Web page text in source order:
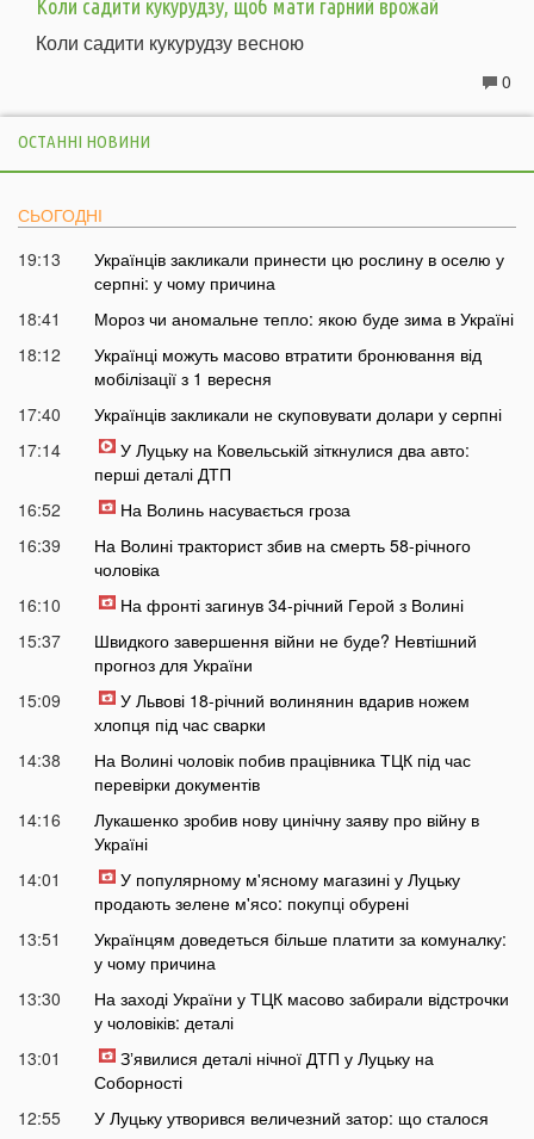
Коли садити кукурудзу, щоб мати гарний врожай
Коли садити кукурудзу весною
0
ОСТАННІ НОВИНИ
СЬОГОДНІ
19:13
Українців закликали принести цю рослину в оселю у
серпні: у чому причина
18:41
Мороз чи аномальне тепло: якою буде зима в Україні
18:12
Українці можуть масово втратити бронювання від
мобілізації з 1 вересня
17:40
Українців закликали не скуповувати долари у серпні
17:14
У Луцьку на Ковельській зіткнулися два авто:
перші деталі ДТП
16:52
На Волинь насувається гроза
16:39
На Волині тракторист збив на смерть 58-річного
чоловіка
16:10
На фронті загинув 34-річний Герой з Волині
15:37
Швидкого завершення війни не буде? Невтішний
прогноз для України
15:09
У Львові 18-річний волинянин вдарив ножем
хлопця під час сварки
14:38
На Волині чоловік побив працівника ТЦК під час
перевірки документів
14:16
Лукашенко зробив нову цинічну заяву про війну в
Україні
14:01
У популярному м'ясному магазині у Луцьку
продають зелене м'ясо: покупці обурені
13:51
Українцям доведеться більше платити за комуналку:
у чому причина
13:30
На заході України у ТЦК масово забирали відстрочки
у чоловіків: деталі
13:01
Зʼявилися деталі нічної ДТП у Луцьку на
Соборності
12:55
У Луцьку утворився величезний затор: що сталося